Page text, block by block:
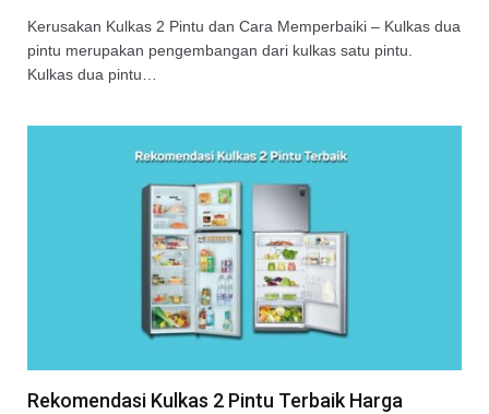
Kerusakan Kulkas 2 Pintu dan Cara Memperbaiki – Kulkas dua
pintu merupakan pengembangan dari kulkas satu pintu.
Kulkas dua pintu…
Rekomendasi Kulkas 2 Pintu Terbaik Harga